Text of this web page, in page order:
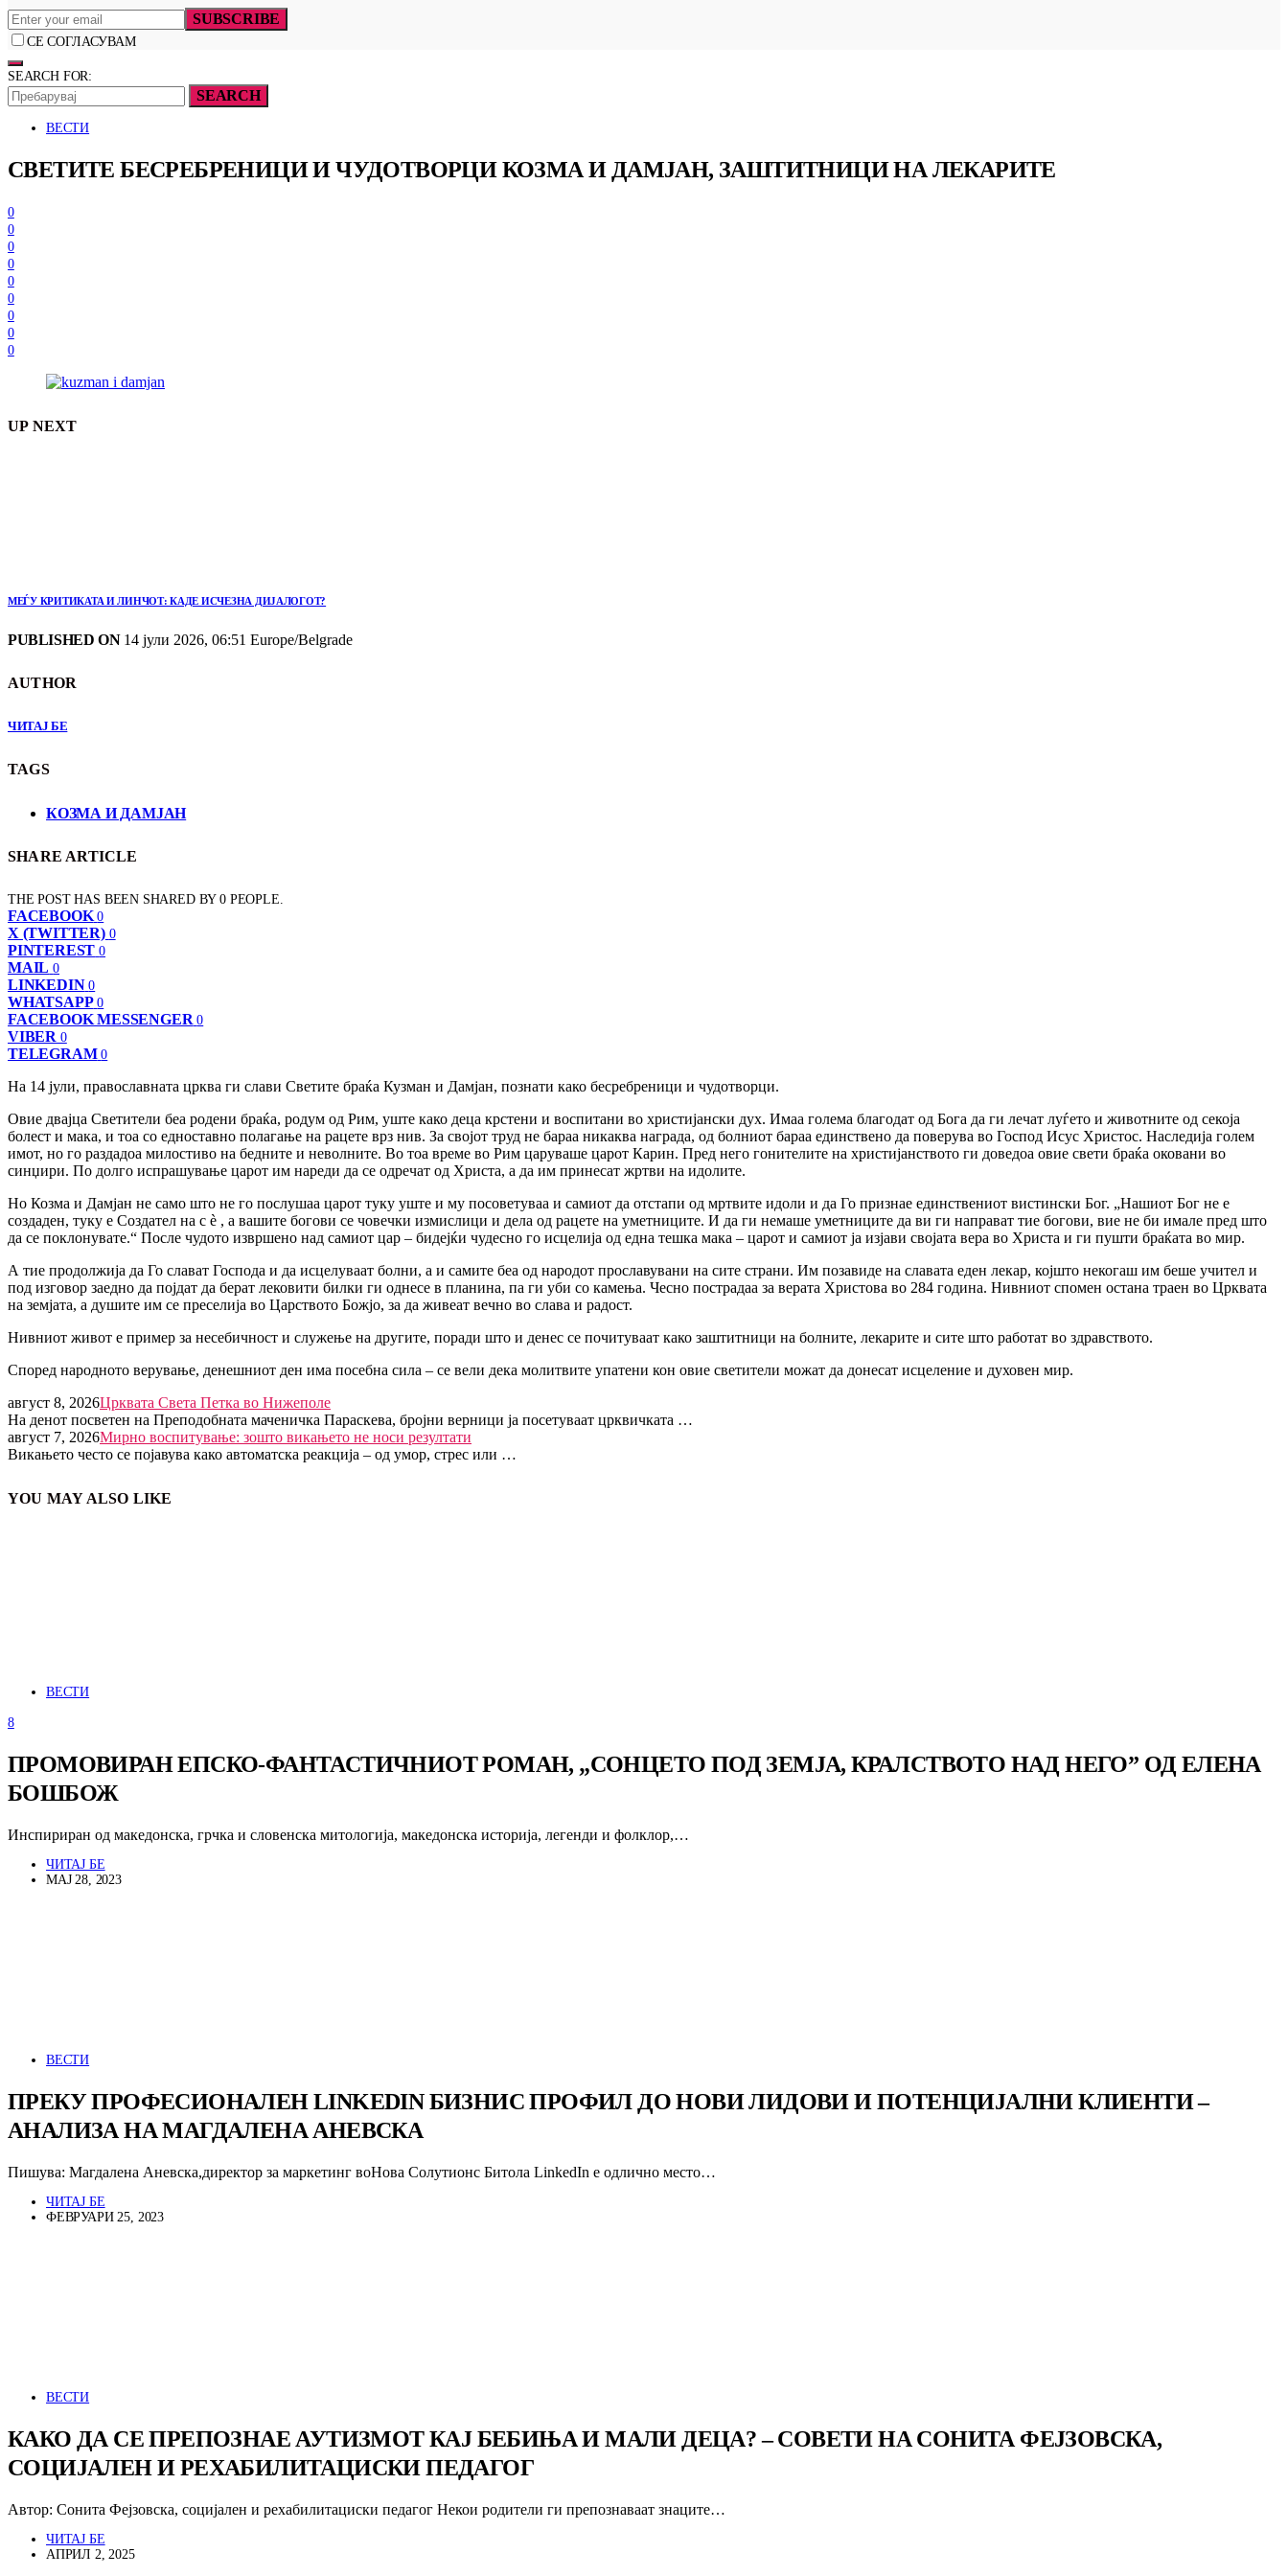
SUBSCRIBE
СЕ СОГЛАСУВАМ
SEARCH FOR:
SEARCH
ВЕСТИ
СВЕТИТЕ БЕСРЕБРЕНИЦИ И ЧУДОТВОРЦИ КОЗМА И ДАМЈАН, ЗАШТИТНИЦИ НА ЛЕКАРИТЕ
0
0
0
0
0
0
0
0
0
UP NEXT
МЕЃУ КРИТИКАТА И ЛИНЧОТ: КАДЕ ИСЧЕЗНА ДИЈАЛОГОТ?
PUBLISHED ON14 јули 2026, 06:51 Europe/Belgrade
AUTHOR
ЧИТАЈ БЕ
TAGS
КОЗМА И ДАМЈАН
SHARE ARTICLE
THE POST HAS BEEN SHARED BY0 PEOPLE.
FACEBOOK 0
X (TWITTER) 0
PINTEREST 0
MAIL 0
LINKEDIN 0
WHATSAPP 0
FACEBOOK MESSENGER 0
VIBER 0
TELEGRAM 0
На 14 јули, православната црква ги слави Светите браќа Кузман и Дамјан, познати како бесребреници и чудотворци.
Овие двајца Светители беа родени браќа, родум од Рим, уште како деца крстени и воспитани во христијански дух. Имаа голема благодат од Бога да ги лечат луѓето и животните од секоја
болест и мака, и тоа со едноставно полагање на рацете врз нив. За својот труд не бараа никаква награда, од болниот бараа единствено да поверува во Господ Исус Христос. Наследија голем
имот, но го раздадоа милостиво на бедните и неволните. Во тоа време во Рим царуваше царот Карин. Пред него гонителите на христијанството ги доведоа овие свети браќа оковани во
синџири. По долго испрашување царот им нареди да се одречат од Христа, а да им принесат жртви на идолите.
Но Козма и Дамјан не само што не го послушаа царот туку уште и му посоветуваа и самиот да отстапи од мртвите идоли и да Го признае единствениот вистински Бог. „Нашиот Бог не е
создаден, туку е Создател на с ѐ , а вашите богови се човечки измислици и дела од рацете на уметниците. И да ги немаше уметниците да ви ги направат тие богови, вие не би имале пред што
да се поклонувате.“ После чудото извршено над самиот цар – бидејќи чудесно го исцелија од една тешка мака – царот и самиот ја изјави својата вера во Христа и ги пушти браќата во мир.
А тие продолжија да Го слават Господа и да исцелуваат болни, а и самите беа од народот прославувани на сите страни. Им позавиде на славата еден лекар, којшто некогаш им беше учител и
под изговор заедно да појдат да берат лековити билки ги однесе в планина, па ги уби со камења. Чесно пострадаа за верата Христова во 284 година. Нивниот спомен остана траен во Црквата
на земјата, а душите им се преселија во Царството Божјо, за да живеат вечно во слава и радост.
Нивниот живот е пример за несебичност и служење на другите, поради што и денес се почитуваат како заштитници на болните, лекарите и сите што работат во здравството.
Според народното верување, денешниот ден има посебна сила – се вели дека молитвите упатени кон овие светители можат да донесат исцеление и духовен мир.
август 8, 2026Црквата Света Петка во Нижеполе
На денот посветен на Преподобната маченичка Параскева, бројни верници ја посетуваат црквичката …
август 7, 2026Мирно воспитување: зошто викањето не носи резултати
Викањето често се појавува како автоматска реакција – од умор, стрес или …
YOU MAY ALSO LIKE
ВЕСТИ
8
ПРОМОВИРАН ЕПСКО-ФАНТАСТИЧНИОТ РОМАН, „СОНЦЕТО ПОД ЗЕМЈА, КРАЛСТВОТО НАД НЕГО” ОД ЕЛЕНА
БОШБОЖ
Инспириран од македонска, грчка и словенска митологија, македонска историја, легенди и фолклор,…
ЧИТАЈ БЕ
МАЈ 28, 2023
ВЕСТИ
ПРЕКУ ПРОФЕСИОНАЛЕН LINKEDIN БИЗНИС ПРОФИЛ ДО НОВИ ЛИДОВИ И ПОТЕНЦИЈАЛНИ КЛИЕНТИ –
АНАЛИЗА НА МАГДАЛЕНА АНЕВСКА
Пишува: Магдалена Аневска,директор за маркетинг воНова Солутионс Битола LinkedIn е одлично место…
ЧИТАЈ БЕ
ФЕВРУАРИ 25, 2023
ВЕСТИ
КАКО ДА СЕ ПРЕПОЗНАЕ АУТИЗМОТ КАЈ БЕБИЊА И МАЛИ ДЕЦА? – СОВЕТИ НА СОНИТА ФЕЈЗОВСКА,
СОЦИЈАЛЕН И РЕХАБИЛИТАЦИСКИ ПЕДАГОГ
Автор: Сонита Фејзовска, социјален и рехабилитациски педагог Некои родители ги препознаваат знаците…
ЧИТАЈ БЕ
АПРИЛ 2, 2025